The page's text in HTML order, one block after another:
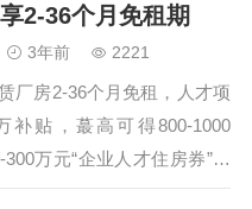
业的目光。开发区基本情况
开发区成立于1993年，是浙
，经国务院批准升格为国家
发区。开发区辖区…
2-36个月免租期
3年前 2221
厂房2-36个月免租，人才项
补贴，蕞高可得800-1000
万元“企业人才住房券”，
设备补贴蕞高3000万元，具